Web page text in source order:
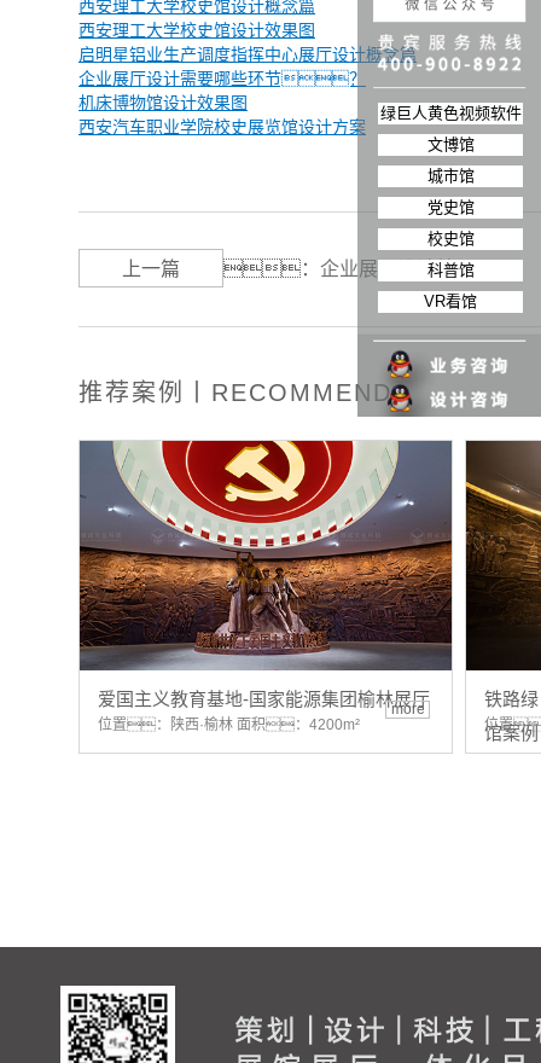
西安理工大学校史馆设计概念篇
西安理工大学校史馆设计效果图
启明星铝业生产调度指挥中心展厅设计概念篇
企业展厅设计需要哪些环节？
机床博物馆设计效果图
西安汽车职业学院校史展览馆设计方案
上一篇 ： ​企业展厅设计效果展示
推荐案例丨RECOMMEND
爱国主义教育基地-国家能源集团榆林展厅
位置：陕西·榆林 面积：4200m²
more
铁路
馆案例
位置
绿巨人黄色视频软件
文博馆
城市馆
党史馆
校史馆
科普馆
VR看馆